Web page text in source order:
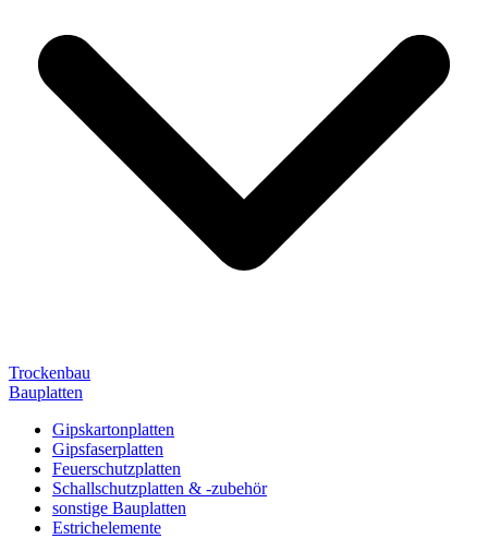
Trockenbau
Bauplatten
Gipskartonplatten
Gipsfaserplatten
Feuerschutzplatten
Schallschutzplatten & -zubehör
sonstige Bauplatten
Estrichelemente